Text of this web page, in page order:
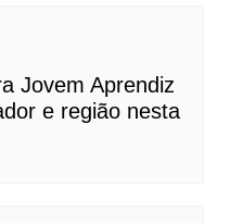
Jovem Aprendiz
e região nesta